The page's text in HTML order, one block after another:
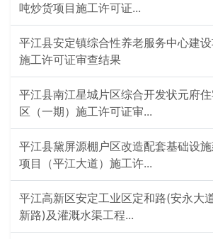
吨炒货项目施工许可证...
平江县安定镇综合性养老服务中心建设
施工许可证审查结果
平江县南江星城片区综合开发状元府
区（一期）施工许可证审...
平江县黛屏源棚户区改造配套基础设
项目（平江大道）施工许...
平江高新区安定工业区定和路(安永大
新路)及灌溉水渠工程...